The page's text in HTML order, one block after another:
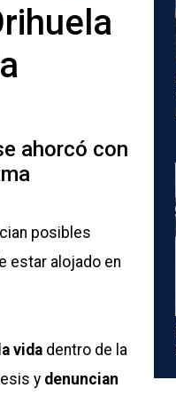
ahorcó con
posibles
estar alojado en
vida dentro de la
y denuncian